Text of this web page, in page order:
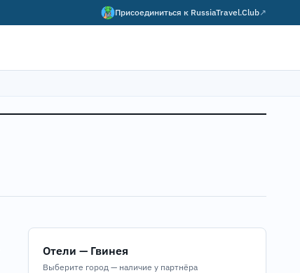
Присоединиться к RussiaTravel.Club↗
Отели — Гвинея
Выберите город — наличие у партнёра